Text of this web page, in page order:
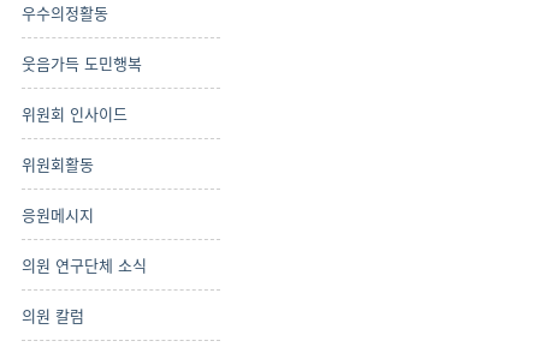
우수의정활동
웃음가득 도민행복
위원회 인사이드
위원회활동
응원메시지
의원 연구단체 소식
의원 칼럼